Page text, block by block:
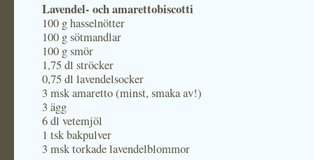
Lavendel- och amarettobiscotti
100 g hasselnötter
100 g sötmandlar
100 g smör
1,75 dl ströcker
0,75 dl lavendelsocker
3 msk amaretto (minst, smaka av!)
3 ägg
6 dl vetemjöl
1 tsk bakpulver
3 msk torkade lavendelblommor